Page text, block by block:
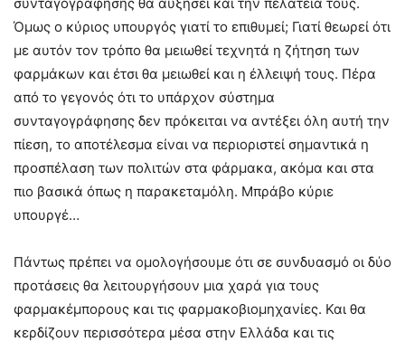
Όμως ο κύριος υπουργός γιατί το επιθυμεί; Γιατί θεωρεί ότι
με αυτόν τον τρόπο θα μειωθεί τεχνητά η ζήτηση των
φαρμάκων και έτσι θα μειωθεί και η έλλειψή τους. Πέρα
από το γεγονός ότι το υπάρχον σύστημα
συνταγογράφησης δεν πρόκειται να αντέξει όλη αυτή την
πίεση, το αποτέλεσμα είναι να περιοριστεί σημαντικά η
προσπέλαση των πολιτών στα φάρμακα, ακόμα και στα
πιο βασικά όπως η παρακεταμόλη. Μπράβο κύριε
υπουργέ…
Πάντως πρέπει να ομολογήσουμε ότι σε συνδυασμό οι δύο
προτάσεις θα λειτουργήσουν μια χαρά για τους
φαρμακέμπορους και τις φαρμακοβιομηχανίες. Και θα
κερδίζουν περισσότερα μέσα στην Ελλάδα και τις